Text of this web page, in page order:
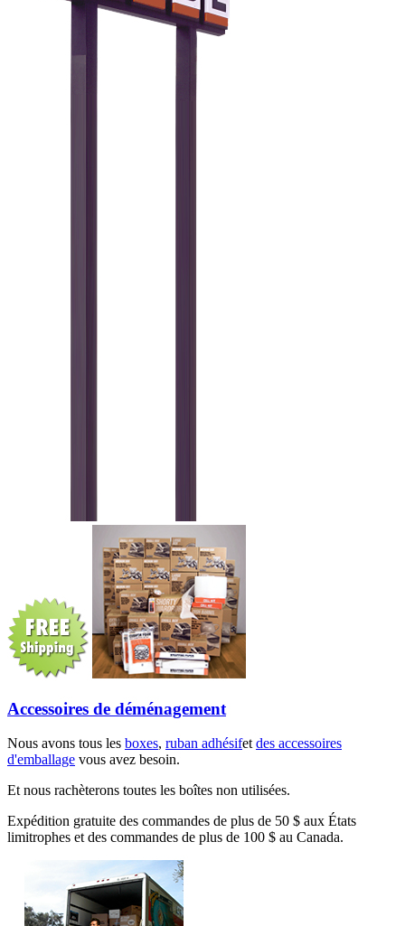
Accessoires de déménagement
Nous avons tous les boxes, ruban adhésifetdes accessoires
d'emballage vous avez besoin.
Et nous rachèterons toutes les boîtes non utilisées.
Expédition gratuite des commandes de plus de 50 $ aux États
limitrophes et des commandes de plus de 100 $ au Canada.